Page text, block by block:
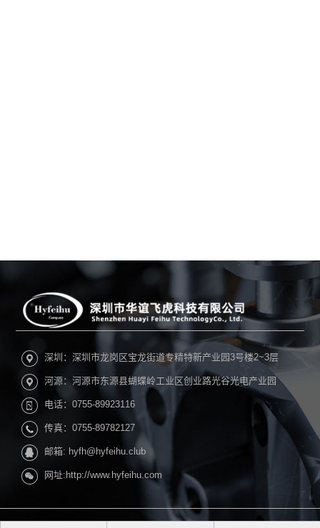
深圳：深圳市龙岗区宝龙街道专精特新产业园3号楼2~3层
河源：河源市东源县蝴蝶岭工业区创业路光谷光电产业园
电话：0755-89923116
传真：0755-89782127
邮箱: hyfh@hyfeihu.club
网址:http://www.hyfeihu.com